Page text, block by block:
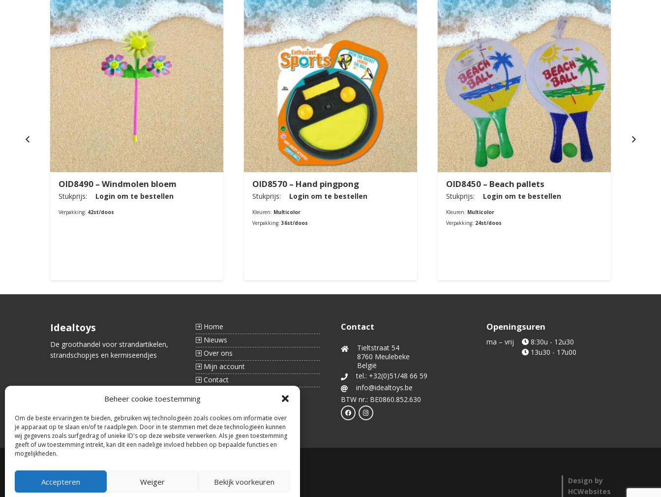
Beheer cookie toestemming
Om de beste ervaringen te bieden, gebruiken wij technologieën zoals cookies om informatie over
je apparaat op te slaan en/of te raadplegen. Door in te stemmen met deze technologieën kunnen
wij gegevens zoals surfgedrag of unieke ID's op deze website verwerken. Als je geen toestemming
geeft of uw toestemming intrekt, kan dit een nadelige invloed hebben op bepaalde functies en
mogelijkheden.
Accepteren Weiger Bekijk voorkeuren
OID8490 – Windmolen bloem
Stukprijs: Login om te bestellen
Verpakking: 42st/doos
OID8570 – Hand pingpong
Stukprijs: Login om te bestellen
Kleuren: Multicolor
Verpakking: 36st/doos
OID8450 – Beach pallets
Stukprijs: Login om te bestellen
Kleuren: Multicolor
Verpakking: 24st/doos
Idealtoys
De groothandel voor strandartikelen,
strandschopjes en kermiseendjes
Home
Nieuws
Over ons
Mijn account
Contact
Contact
Tieltstraat 54
8760 Meulebeke
België
tel.: +32(0)51/48 66 59
info@idealtoys.be
BTW nr.: BE0860.852.630
Openingsuren
ma – vrij
8:30u - 12u30
13u30 - 17u00
©2026 Alle rechten voorbehouden
Design by
HCWebsites